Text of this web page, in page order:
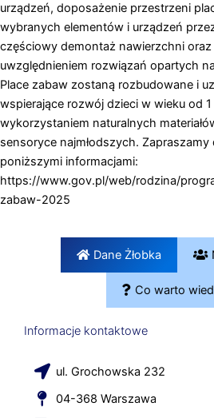
urządzeń, doposażenie przestrzeni
wybranych elementów i urządzeń
częściowy demontaż nawierzchni
uwzględnieniem rozwiązań opartych
Place zabaw zostaną rozbudowane i
wspierające rozwój dzieci w wieku od
wykorzystaniem naturalnych
sensoryce najmłodszych.
poniższymi informacjami:
https://www.gov.pl/web/rodzina/
zabaw-2025
Dane Żłobka
Co warto
Informacje kontaktowe
ul. Grochowska 232
04-368 Warszawa